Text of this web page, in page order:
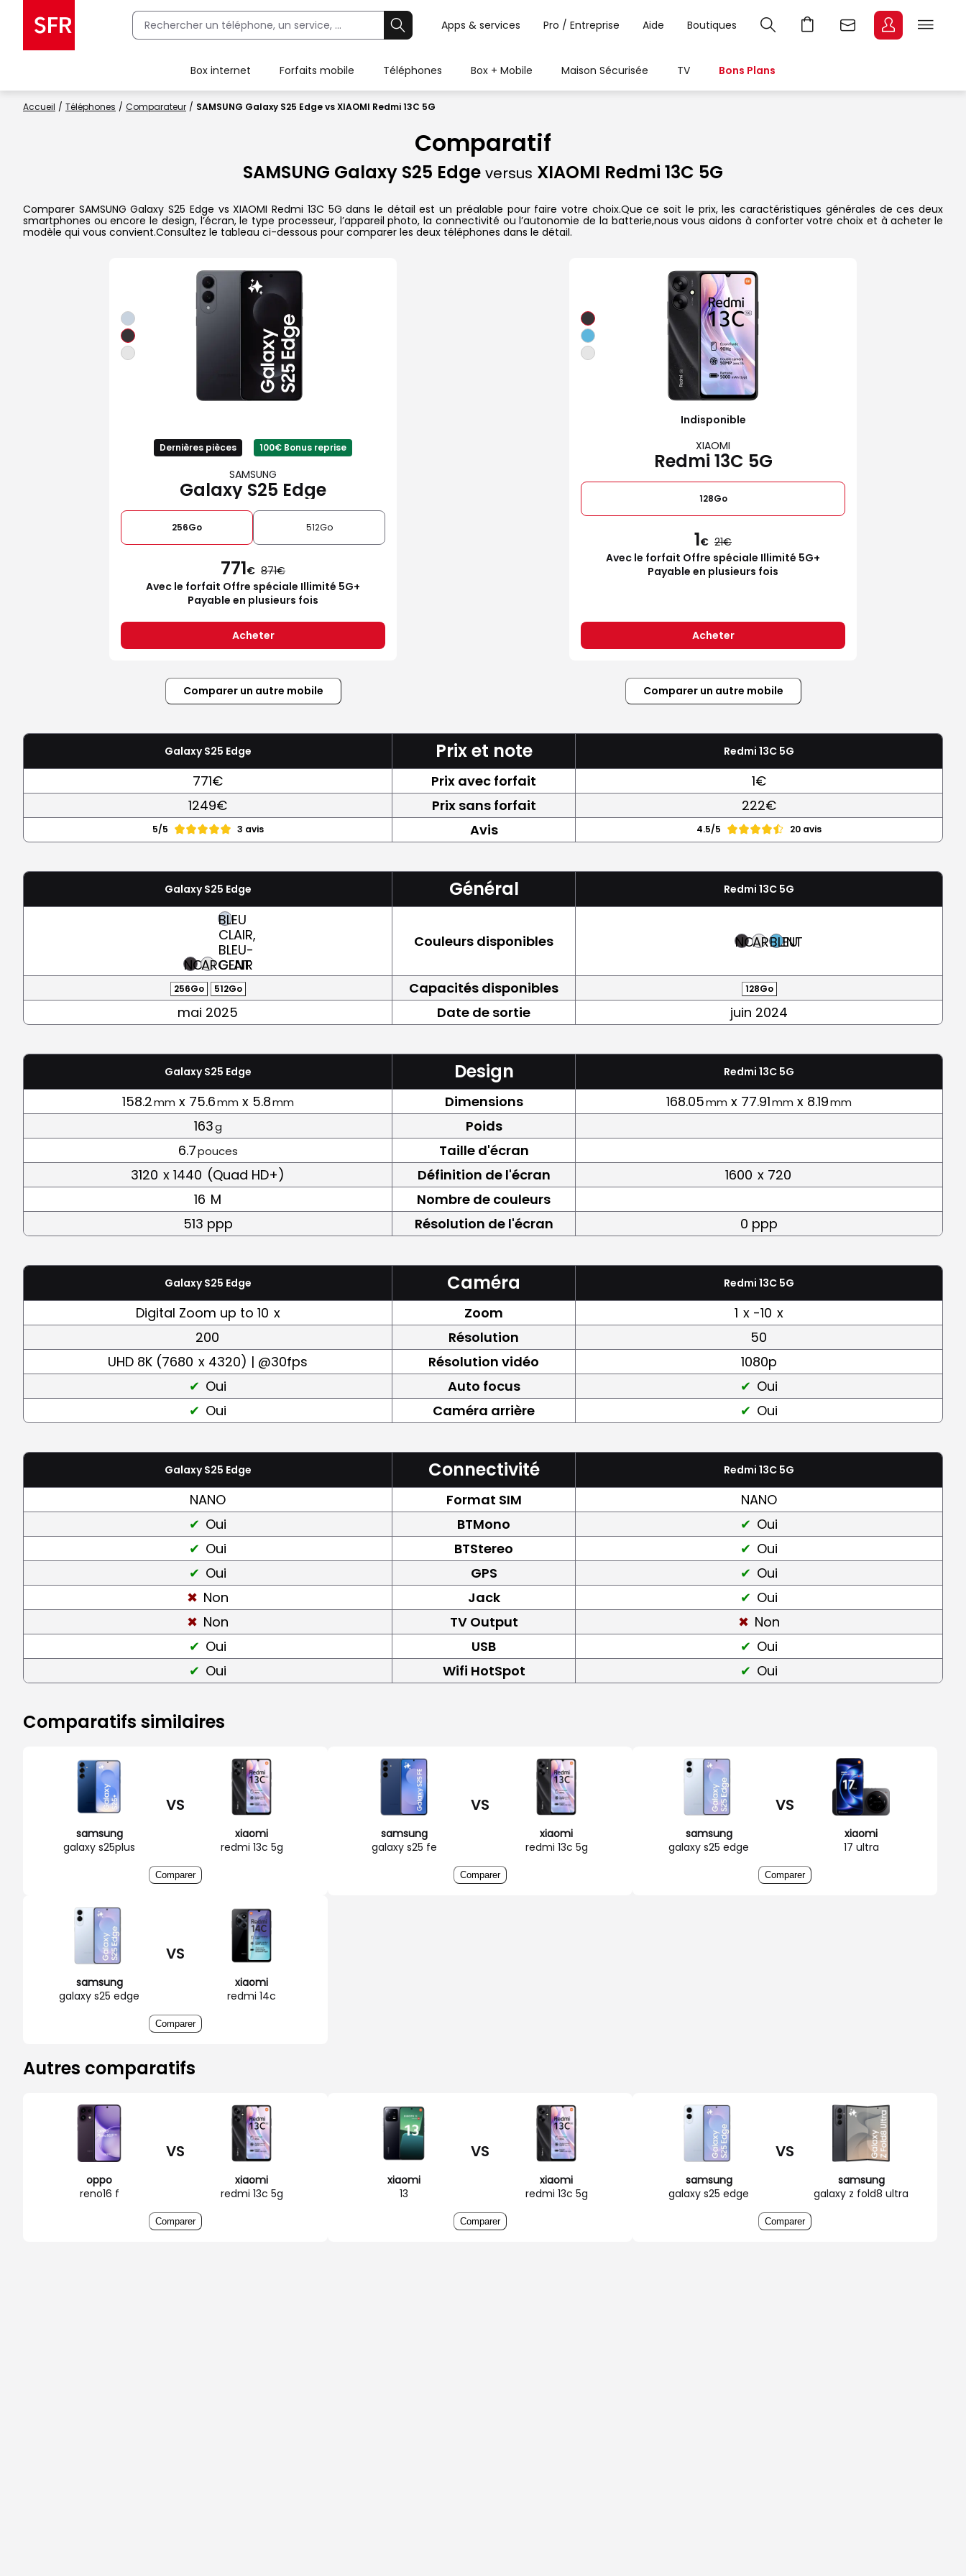
Apps & services Pro / Entreprise Aide Boutiques
Box internet Forfaits mobile Téléphones Box + Mobile Maison Sécurisée TV Bons Plans
Accueil Téléphones Comparateur SAMSUNG Galaxy S25 Edge vs XIAOMI Redmi 13C 5G
Comparatif
SAMSUNG Galaxy S25 Edge versus XIAOMI Redmi 13C 5G
Comparer SAMSUNG Galaxy S25 Edge vs XIAOMI Redmi 13C 5G dans le détail est un préalable pour faire votre choix.Que ce soit le prix, les caractéristiques générales de ces deux
smartphones ou encore le design, l’écran, le type processeur, l’appareil photo, la connectivité ou l’autonomie de la batterie,nous vous aidons à conforter votre choix et à acheter le
modèle qui vous convient.Consultez le tableau ci-dessous pour comparer les deux téléphones dans le détail.
Dernières pièces 100€ Bonus reprise
SAMSUNG
Galaxy S25 Edge
256Go 512Go
771€ 871
Avec le forfait Offre spéciale Illimité 5G+
Payable en plusieurs fois
Acheter
Indisponible
XIAOMI
Redmi 13C 5G
128Go
1€ 21
Avec le forfait Offre spéciale Illimité 5G+
Payable en plusieurs fois
Acheter
Comparer un autre mobile Comparer un autre mobile
Galaxy S25 Edge Prix et note Redmi 13C 5G
771€ Prix avec forfait
1€
1249€
Prix sans forfait 222€
5/5 3 avis Avis 4.5/5 20 avis
Galaxy S25 Edge Général Redmi 13C 5G
NOIRARGENT
BLEU
CLAIR,
BLEU-
CLAIR
Couleurs disponibles NOIRARGENT
BLEU
256Go 512Go Capacités disponibles 128Go
mai 2025 Date de sortie juin 2024
Galaxy S25 Edge Design Redmi 13C 5G
158.2mm x 75.6mm x 5.8mm Dimensions 168.05mm x 77.91mm x 8.19mm
163g
Poids
6.7pouces
Taille d'écran
3120 x 1440 (Quad HD+) Définition de l'écran 1600 x 720
16 M
Nombre de couleurs
513 ppp
Résolution de l'écran 0 ppp
Galaxy S25 Edge Caméra Redmi 13C 5G
Digital Zoom up to 10 x Zoom 1 x -10 x
200
Résolution
50
UHD 8K (7680 x 4320) | @30fps Résolution vidéo
1080p
Oui
Auto focus
Oui
Oui
Caméra arrière Oui
Galaxy S25 Edge Connectivité Redmi 13C 5G
NANO Format SIM
NANO
Oui
BTMono
Oui
Oui
BTStereo
Oui
Oui
GPS
Oui
Non
Jack
Oui
Non
TV Output
Non
Oui
USB
Oui
Oui
Wifi HotSpot Oui
Comparatifs similaires
samsung
galaxy s25plus
VS
xiaomi
redmi 13c 5g
Comparer
samsung
galaxy s25 fe
VS
xiaomi
redmi 13c 5g
Comparer
samsung
galaxy s25 edge
VS
xiaomi
17 ultra
Comparer
samsung
galaxy s25 edge
VS
xiaomi
redmi 14c
Comparer
Autres comparatifs
oppo
reno16 f
VS
xiaomi
redmi 13c 5g
Comparer
xiaomi
13
VS
xiaomi
redmi 13c 5g
Comparer
samsung
galaxy s25 edge
VS
samsung
galaxy z fold8 ultra
Comparer